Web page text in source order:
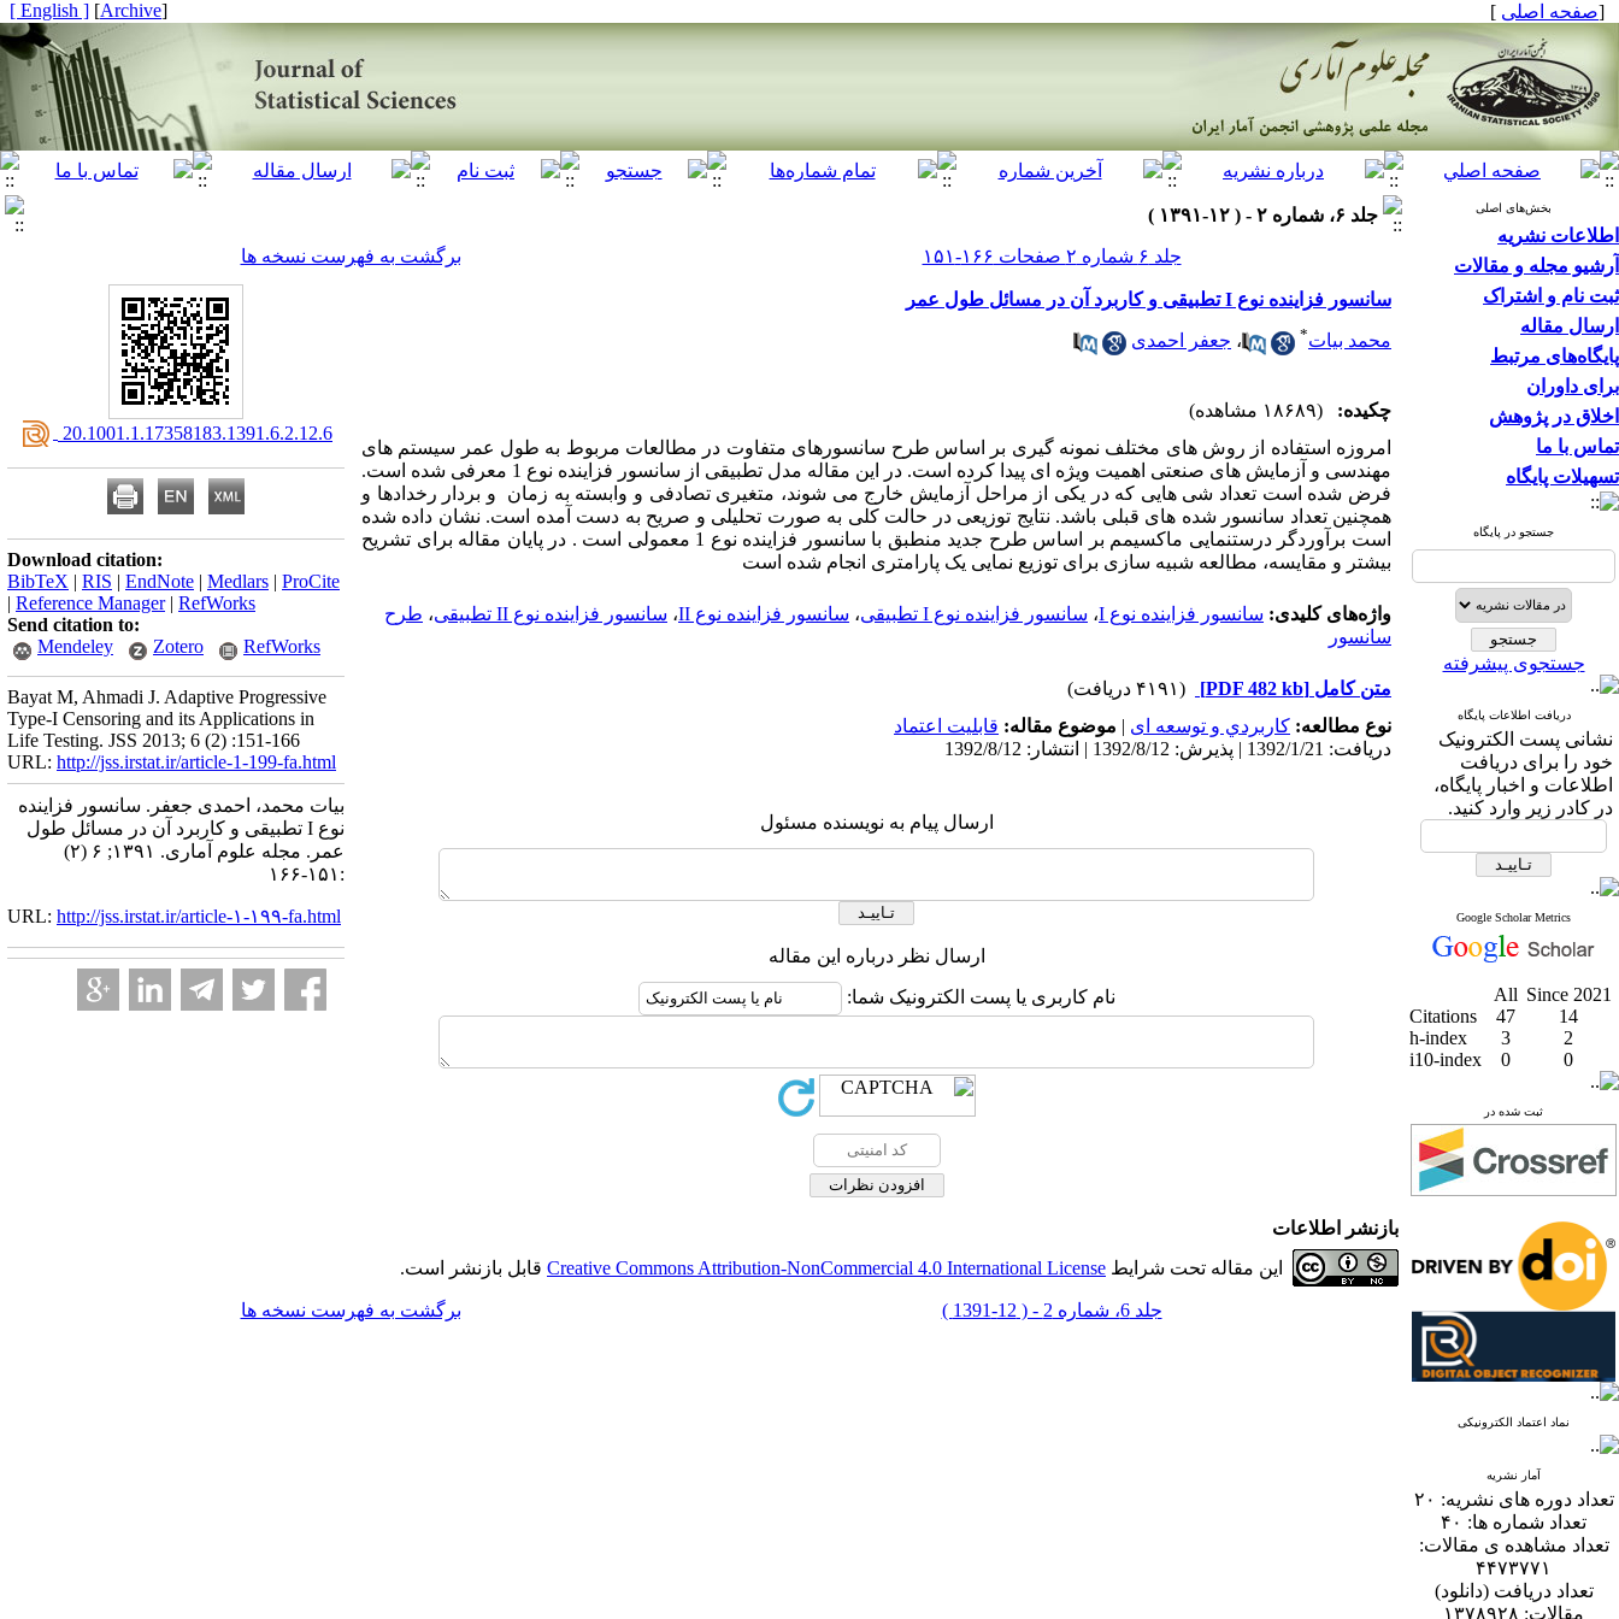
[صفحه اصلی ]
[
Archive
]
[ English ]
بخش‌های اصلی
اطلاعات نشریه
آرشیو مجله و مقالات
ثبت نام و اشتراک
ارسال مقاله
پایگاه‌های مرتبط
برای داوران
اخلاق در پژوهش
تماس با ما
تسهیلات پایگاه
جستجو در پایگاه
جستجوی پیشرفته
دریافت اطلاعات پایگاه
نشانی پست الکترونیک
خود را برای دریافت
اطلاعات و اخبار پایگاه،
در کادر زیر وارد کنید.
Google Scholar Metrics
All Since 2021
Citations
47
14
h-index
3
2
i10-index
0 0
ثبت شده در
نماد اعتماد الکترونیکی
آمار نشریه
تعداد دوره های نشریه: ۲۰
تعداد شماره ها: ۴۰
تعداد مشاهده ی مقالات:
۴۴۷۳۷۷۱
تعداد دریافت (دانلود)
مقالات: ۱۳۷۸۹۲۸
جلد ۶، شماره ۲ - ( ۱۲-۱۳۹۱ )
جلد ۶ شماره ۲ صفحات ۱۶۶-۱۵۱
برگشت به فهرست نسخه ها
سانسور فزاینده نوع I تطبیقی و کاربرد آن در مسائل طول عمر
محمد بیات* ، جعفر احمدی
چکیده:
(۱۸۶۸۹ مشاهده)
امروزه استفاده از روش های مختلف نمونه گیری بر اساس طرح سانسورهای متفاوت در مطالعات مربوط به طول عمر سیستم های
مهندسی و آزمایش های صنعتی اهمیت ویژه ای پیدا کرده است. در این مقاله مدل تطبیقی از سانسور فزاینده نوع 1 معرفی شده است.
فرض شده است تعداد شی هایی که در یکی از مراحل آزمایش خارج می شوند، متغیری تصادفی و وابسته به زمان و بردار رخدادها و
همچنین تعداد سانسور شده های قبلی باشد. نتایج توزیعی در حالت کلی به صورت تحلیلی و صریح به دست آمده است. نشان داده شده
است برآوردگر درستنمایی ماکسیمم بر اساس طرح جدید منطبق با سانسور فزاینده نوع 1 معمولی است . در پایان مقاله برای تشریح
بیشتر و مقایسه، مطالعه شبیه سازی برای توزیع نمایی یک پارامتری انجام شده است
واژه‌های کلیدی: سانسور فزاینده نوع I ، سانسور فزاینده نوع I تطبیقی ، سانسور فزاینده نوع II ، سانسور فزاینده نوع ‎II تطبیقی ، طرح
سانسور
متن کامل [PDF 482 kb]
(۴۱۹۱ دریافت)
نوع مطالعه: كاربردي و توسعه ای | موضوع مقاله: قابلیت اعتماد
دریافت: 1392/1/21 | پذیرش: 1392/8/12 | انتشار: 1392/8/12
ارسال پیام به نویسنده مسئول
ارسال نظر درباره این مقاله
نام کاربری یا پست الکترونیک شما:
‎ 20.1001.1.17358183.1391.6.2.12.6
Download citation:
BibTeX | RIS | EndNote | Medlars | ProCite
| Reference Manager| RefWorks
Send citation to:
Mendeley
Zotero RefWorks
Bayat M, Ahmadi J. Adaptive Progressive
Type-I Censoring and its Applications in
Life Testing. JSS 2013; 6 (2) :151-166
URL: http://jss.irstat.ir/article-1-199-fa.html
بیات محمد، احمدی جعفر. سانسور فزاینده
نوع I تطبیقی و کاربرد آن در مسائل طول
عمر. مجله علوم آماری. ۱۳۹۱; ۶ (۲)
:۱۵۱-۱۶۶
URL: http://jss.irstat.ir/article-۱-۱۹۹-fa.html
بازنشر اطلاعات
این مقاله تحت شرایط Creative Commons Attribution-NonCommercial 4.0 International License قابل بازنشر است.
جلد 6، شماره 2 - ( 12-1391 ) برگشت به فهرست نسخه ها